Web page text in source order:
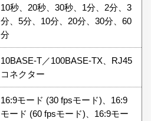
10秒、20秒、30秒、1分、2分、3
分、5分、10分、20分、30分、60
分
10BASE-T／100BASE-TX、RJ45
コネクター
16:9モード (30 fpsモード)、16:9
モード (60 fpsモード)、16:9モー